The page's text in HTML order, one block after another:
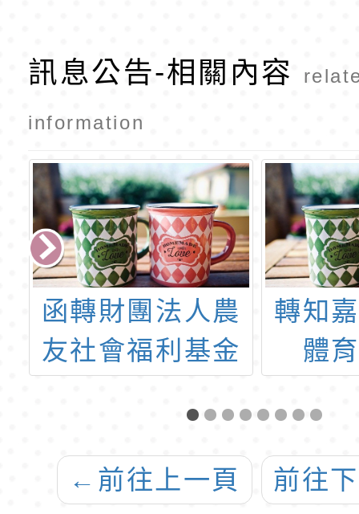
訊息公告-相關內容
information
函轉財團法人農
友社會福利基金
童繪畫競賽」，
詳如說明，請查
照。
轉知
體
配天
長盃
← 前往上一頁 前往